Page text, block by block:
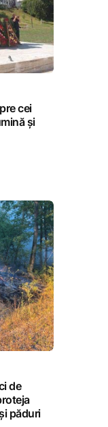
cei
și
de
păduri